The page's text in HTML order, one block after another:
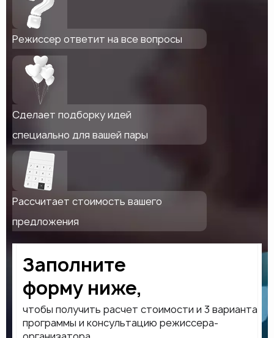
Режиссер ответит на все вопросы
Сделает подборку идей
специально для вашей пары
Рассчитает стоимость вашего
предложения
Заполните
форму ниже,
чтобы получить расчет стоимости и 3 варианта
программы и консультацию режиссера-